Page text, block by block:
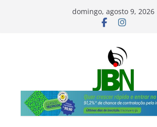
domingo, agosto 9, 2026